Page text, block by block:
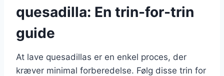
quesadilla: En trin-for-trin
guide
At lave quesadillas er en enkel proces, der
kræver minimal forberedelse. Følg disse trin for